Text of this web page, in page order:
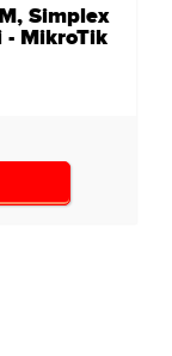
Simplex
- MikroTik